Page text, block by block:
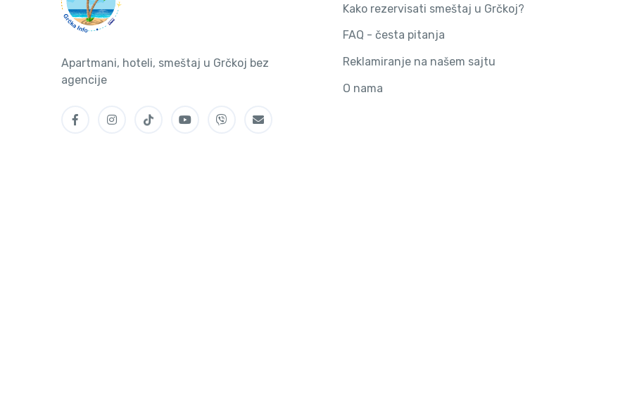
Apartmani, hoteli, smeštaj u Grčkoj bez
agencije
Kako rezervisati smeštaj u Grčkoj?
FAQ - česta pitanja
Reklamiranje na našem sajtu
O nama